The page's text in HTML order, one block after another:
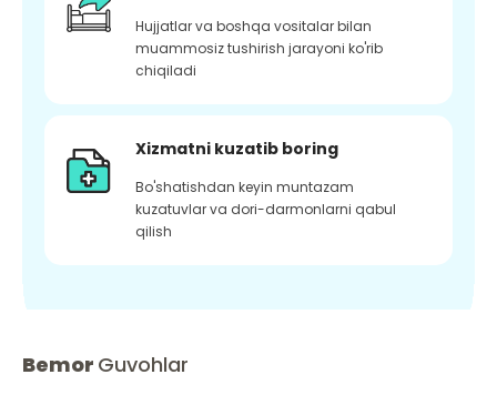
Hujjatlar va boshqa vositalar bilan
muammosiz tushirish jarayoni ko'rib
chiqiladi
Xizmatni kuzatib boring
Bo'shatishdan keyin muntazam
kuzatuvlar va dori-darmonlarni qabul
qilish
Bemor Guvohlar